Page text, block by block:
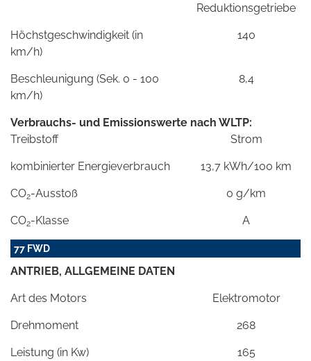
Reduktionsgetriebe
Höchstgeschwindigkeit (in
km/h)
140
Beschleunigung (Sek. 0 - 100
km/h)
8,4
Verbrauchs- und Emissionswerte nach WLTP:
Treibstoff
Strom
kombinierter Energieverbrauch 13,7 kWh/100 km
CO2-Ausstoß 0 g/km
CO2-Klasse A
77 FWD
ANTRIEB, ALLGEMEINE DATEN
Art des Motors Elektromotor
Drehmoment 268
Leistung (in Kw) 165